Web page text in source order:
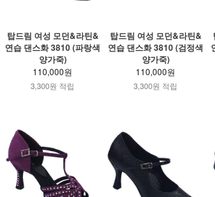
탑드림 여성 모던&라틴&
연습 댄스화 3810 (파랑색
양가죽)
110,000원
3,300원 적립
탑드림 여성 모던&라틴&
연습 댄스화 3810 (검정색
양가죽)
110,000원
3,300원 적립